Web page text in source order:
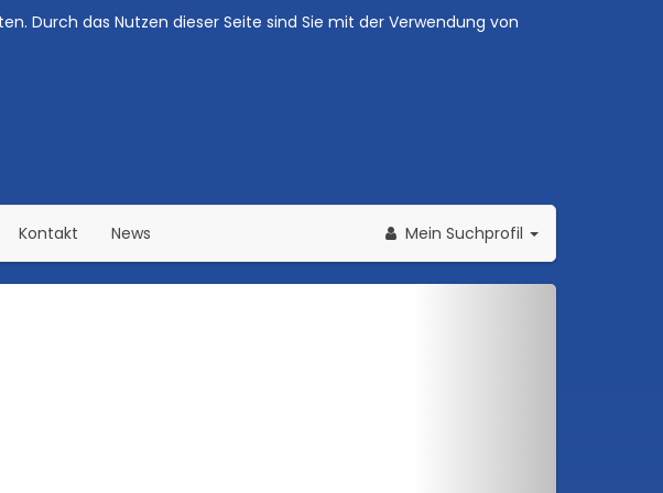
Durch das Nutzen dieser Seite sind Sie mit der Verwendung von
Kontakt News Mein Suchprofil
Weiter